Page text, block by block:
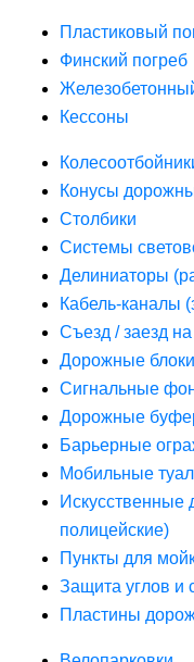
Пластиковый
Финский погреб
Кессоны
Конусы
Столбики
Системы
Делиниаторы
Кабель-каналы
Съезд / заезд
Дорожные блоки
Сигнальные
Дорожные
Барьерные
Мобильные
Искусственные
полицейские)
Пункты для
Защита углов и
Пластины